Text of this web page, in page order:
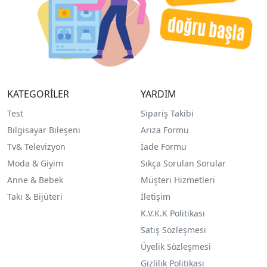
KATEGORİLER
Test
Bilgisayar Bileşeni
Tv& Televizyon
Moda & Giyim
Anne & Bebek
Takı & Bijüteri
YARDIM
Sipariş Takibi
Arıza Formu
İade Formu
Sıkça Sorulan Sorular
Müşteri Hizmetleri
İletişim
K.V.K.K Politikası
Satış Sözleşmesi
Üyelik Sözleşmesi
Gizlilik Politikası